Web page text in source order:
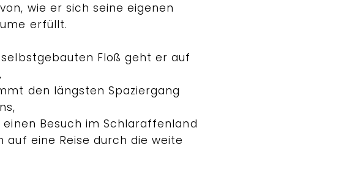
wie er sich seine eigenen
erfüllt.
Floß geht er auf
den längsten Spaziergang
einen Besuch im Schlaraffenland
auf eine Reise durch die weite